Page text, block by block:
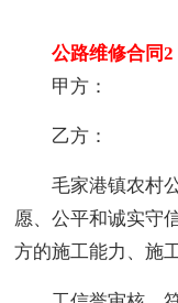
公路维修合同2
甲方：
乙方：
毛家港镇农村公
愿、公平和诚实守
方的施工能力、施